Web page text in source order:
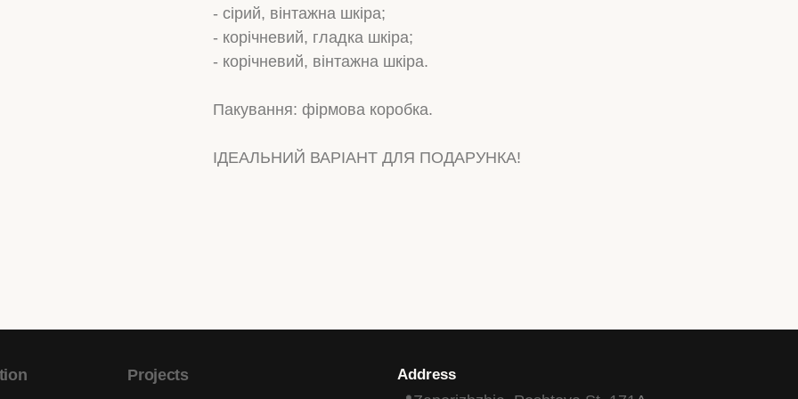
- сірий, вінтажна шкіра;
- корічневий, гладка шкіра;
- корічневий, вінтажна шкіра.
Пакування: фірмова коробка.
ІДЕАЛЬНИЙ ВАРІАНТ ДЛЯ ПОДАРУНКА!
Projects Address